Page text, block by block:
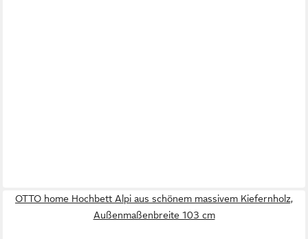
OTTO home Hochbett Alpi aus schönem massivem Kiefernholz,
Außenmaßenbreite 103 cm